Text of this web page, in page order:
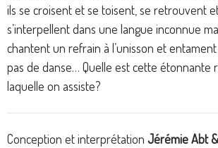
ils se croisent et se toisent, se retrouvent
s’interpellent dans une langue inconnue
chantent un refrain à l’unisson et
pas de danse… Quelle est cette étonnante
laquelle on assiste?
Conception et interprétation Jérémie Abt